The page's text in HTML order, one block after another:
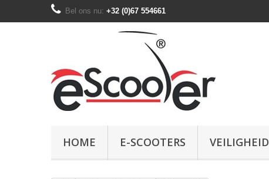
Bel ons nu: +32 (0)67 554661
HOME E-SCOOTERS VEILIGHEID